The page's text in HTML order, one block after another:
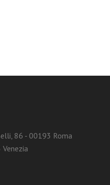
86 - 00193 Roma